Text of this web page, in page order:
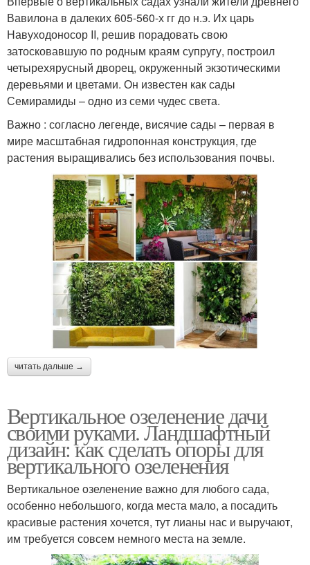
Вавилона в далеких 605-560-х гг до н.э. Их царь
Навуходоносор II, решив порадовать свою
затосковавшую по родным краям супругу, построил
четырехярусный дворец, окруженный экзотическими
деревьями и цветами. Он известен как сады
Семирамиды – одно из семи чудес света.
Важно : согласно легенде, висячие сады – первая в
мире масштабная гидропонная конструкция, где
растения выращивались без использования почвы.
читать дальше →
Вертикальное озеленение дачи
своими руками. Ландшафтный
дизайн: как сделать опоры для
вертикального озеленения
Вертикальное озеленение важно для любого сада,
особенно небольшого, когда места мало, а посадить
красивые растения хочется, тут лианы нас и выручают,
им требуется совсем немного места на земле.